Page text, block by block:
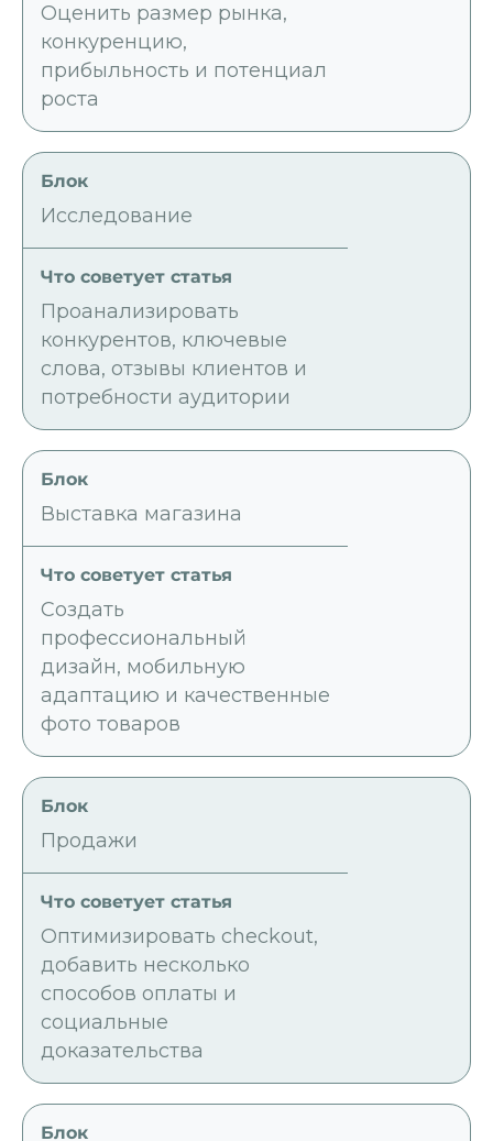
Оценить размер рынка,
конкуренцию,
прибыльность и потенциал
роста
Исследование
Проанализировать
конкурентов, ключевые
слова, отзывы клиентов и
потребности аудитории
Выставка магазина
Создать
профессиональный
дизайн, мобильную
адаптацию и качественные
фото товаров
Продажи
Оптимизировать checkout,
добавить несколько
способов оплаты и
социальные
доказательства